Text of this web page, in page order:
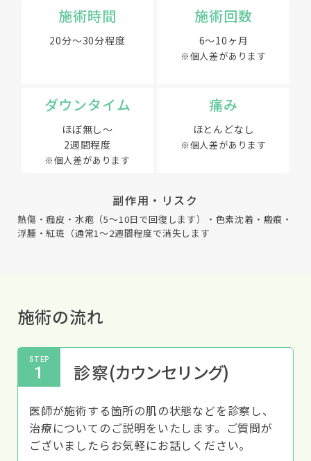
施術時間
20分～30分程度
施術回数
6～10ヶ月
※個人差があります
ダウンタイム
ほぼ無し～
2週間程度
※個人差があります
痛み
ほとんどなし
※個人差があります
副作用・リスク
熱傷・痂皮・水疱（5～10日で回復します）・色素沈着・瘢痕・
浮腫・紅斑（通常1～2週間程度で消失します
施術の流れ
STEP
1 診察(カウンセリング)
医師が施術する箇所の肌の状態などを診察し、
治療についてのご説明をいたします。ご質問が
ございましたらお気軽にお話しください。